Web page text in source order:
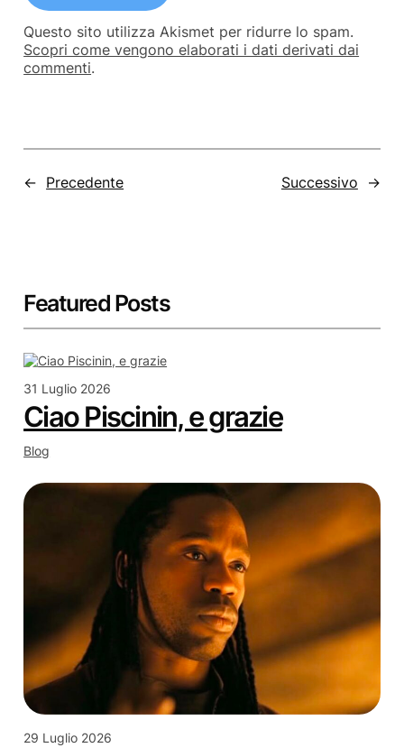
Questo sito utilizza Akismet per ridurre lo spam.
Scopri come vengono elaborati i dati derivati dai
commenti.
← Precedente Successivo →
Featured Posts
31 Luglio 2026
Ciao Piscinin, e grazie
Blog
29 Luglio 2026